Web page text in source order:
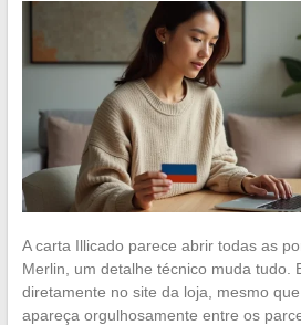
A carta Illicado parece abrir todas as
Merlin, um detalhe técnico muda tudo.
diretamente no site da loja, mesmo
apareça orgulhosamente entre os